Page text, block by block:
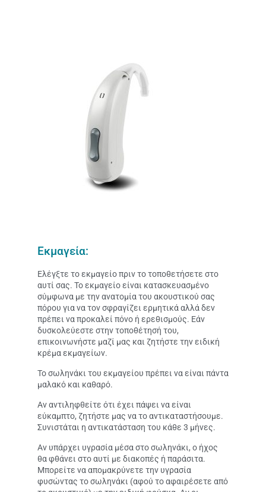
Εκμαγεία:
Ελέγξτε το εκμαγείο πριν το τοποθετήσετε στο
αυτί σας. Το εκμαγείο είναι κατασκευασμένο
σύμφωνα με την ανατομία του ακουστικού σας
πόρου για να τον σφραγίζει ερμητικά αλλά δεν
πρέπει να προκαλεί πόνο ή ερεθισμούς. Εάν
δυσκολεύεστε στην τοποθέτησή του,
επικοινωνήστε μαζί μας και ζητήστε την ειδική
κρέμα εκμαγείων.
Το σωληνάκι του εκμαγείου πρέπει να είναι πάντα
μαλακό και καθαρό.
Αν αντιληφθείτε ότι έχει πάψει να είναι
εύκαμπτο, ζητήστε μας να το αντικαταστήσουμε.
Συνιστάται η αντικατάσταση του κάθε 3 μήνες.
Αν υπάρχει υγρασία μέσα στο σωληνάκι, ο ήχος
θα φθάνει στο αυτί με διακοπές ή παράσιτα.
Μπορείτε να απομακρύνετε την υγρασία
φυσώντας το σωληνάκι (αφού το αφαιρέσετε από